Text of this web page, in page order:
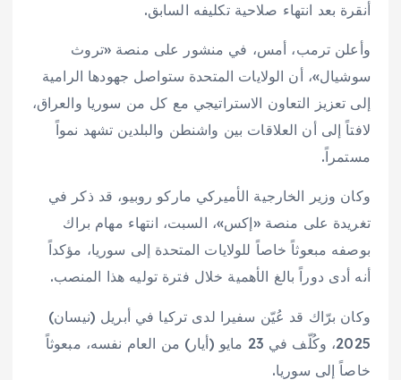
أنقرة بعد انتهاء صلاحية تكليفه السابق.
وأعلن ترمب، أمس، في منشور على منصة «تروث
سوشيال»، أن الولايات المتحدة ستواصل جهودها الرامية
إلى تعزيز التعاون الاستراتيجي مع كل من سوريا والعراق،
لافتاً إلى أن العلاقات بين واشنطن والبلدين تشهد نمواً
مستمراً.
وكان وزير الخارجية الأميركي ماركو روبيو، قد ذكر في
تغريدة على منصة «إكس»، السبت، انتهاء مهام براك
بوصفه مبعوثاً خاصاً للولايات المتحدة إلى سوريا، مؤكداً
أنه أدى دوراً بالغ الأهمية خلال فترة توليه هذا المنصب.
وكان برّاك قد عُيّن سفيرا لدى تركيا في أبريل (نيسان)
2025، وكُلّف في 23 مايو (أيار) من العام نفسه، مبعوثاً
خاصاً إلى سوريا.